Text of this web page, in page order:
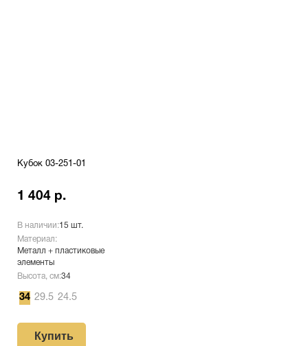
Кубок 03-251-01
1 404 р.
В наличии:15 шт.
Материал:
Металл + пластиковые
элементы
Высота, см:34
34 29.5 24.5
Купить